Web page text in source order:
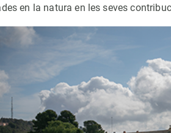
en la natura en les seves